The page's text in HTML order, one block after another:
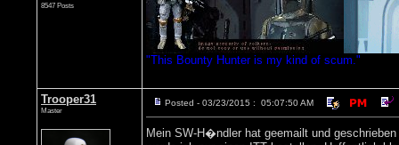
8547 Posts
"This Bounty Hunter is my kind of scum."
Trooper31
Master
Posted - 03/23/2015 : 05:07:50 AM
Mein SW-H�ndler hat geemailt und